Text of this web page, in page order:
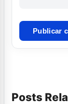
Posts